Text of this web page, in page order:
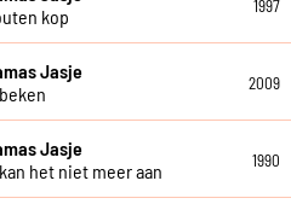
kop
1997
Jasje
2009
Jasje
het niet meer aan
1990